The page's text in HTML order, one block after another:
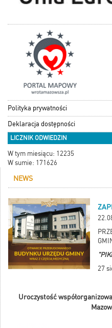
Polityka prywatności
Deklaracja dostępności
LICZNIK ODWIEDZIN
W tym miesiącu: 12235
W sumie: 171626
NEWS
27
Uroczystość